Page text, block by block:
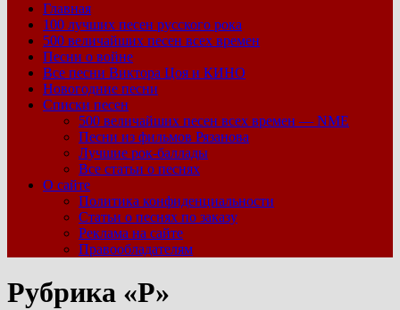
Главная
100 лучших песен русского рока
500 величайших песен всех времен
Песни о войне
Все песни Виктора Цоя и КИНО
Новогодние песни
Списки песен
500 величайших песен всех времен — NME
Песни из фильмов Рязанова
Лучшие рок-баллады
Все статьи о песнях
О сайте
Политика конфиденциальности
Статьи о песнях по заказу
Реклама на сайте
Правообладателям
Рубрика «P»